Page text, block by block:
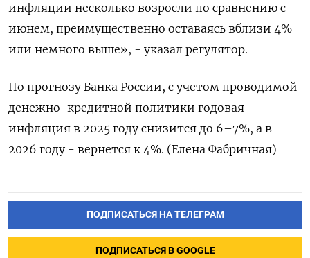
инфляции несколько возросли по сравнению с
июнем, преимущественно оставаясь вблизи 4%
или немного выше», - указал регулятор.
По прогнозу Банка России, с учетом проводимой
денежно-кредитной политики годовая
инфляция в 2025 году снизится до 6–7%, а в
2026 году - вернется к 4%. (Елена Фабричная)
ПОДПИСАТЬСЯ НА ТЕЛЕГРАМ
ПОДПИСАТЬСЯ В GOOGLE